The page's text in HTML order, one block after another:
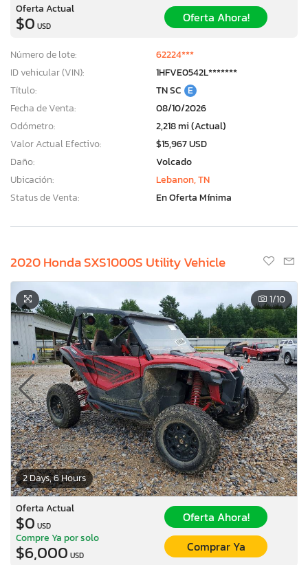
Oferta Actual
$0 USD
Oferta Ahora!
Número de lote:
62224***
ID vehicular (VIN):
1HFVE0542L*******
Título:
TN SC E
Fecha de Venta:
08/10/2026
Odómetro:
2,218 mi (Actual)
Valor Actual Efectivo:
$15,967 USD
Daño:
Volcado
Ubicación:
Lebanon, TN
Status de Venta:
En Oferta Mínima
2020 Honda SXS1000S Utility Vehicle
2 Days, 6 Hours
1/10
Oferta Actual
$0 USD
Oferta Ahora!
Compre Ya por solo
$6,000 USD
Comprar Ya